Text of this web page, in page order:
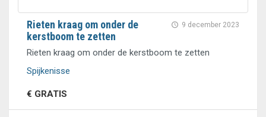
9 december 2023
Rieten kraag om onder de
kerstboom te zetten
Rieten kraag om onder de kerstboom te zetten
Spijkenisse
€ GRATIS